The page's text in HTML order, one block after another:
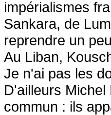
impérialismes
Sankara, de
reprendre un
Au Liban,
Je n'ai pas les
D'ailleurs
commun : ils